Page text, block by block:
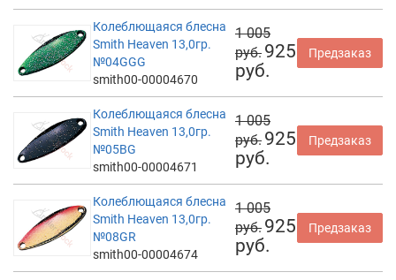
Колеблющаяся блесна
Smith Heaven 13,0гр.
№04GGG
smith00-00004670
1 005
руб. 925
руб.
Предзаказ
Колеблющаяся блесна
Smith Heaven 13,0гр.
№05BG
smith00-00004671
1 005
руб. 925
руб.
Предзаказ
Колеблющаяся блесна
Smith Heaven 13,0гр.
№08GR
smith00-00004674
1 005
руб. 925
руб.
Предзаказ